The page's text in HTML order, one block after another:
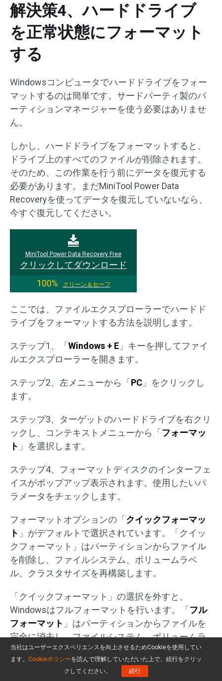
解決策4、ハードドライブ
を正常状態にフォーマット
する
Windowsコンピュータでハードドライブをフォー
マットするのは簡単です。サードパーティ製のパ
ーティションマネージャーを使う必要はありませ
ん。
しかし、ハードドライブをフォーマットすると、
ドライブ上のすべてのファイルが削除されます。
そのため、この作業を行う前にデータを復元する
必要があります。まだMiniTool Power Data
Recoveryを使ってデータを復元していないなら、
今すぐ復元してください。
MiniTool Power Data Recovery Free
クリックしてダウンロード
100%
クリーン＆セーフ
ここでは、ファイルエクスプローラーでハードド
ライブをフォーマットする方法を説明します。
ステップ1、「Windows + E 」キーを押してファイ
ルエクスプローラーを開きます。
ステップ2、左メニューから「PC 」をクリックし
ます。
ステップ3、ターゲットのハードドライブを右クリ
ックし、コンテキストメニューから「フォーマッ
ト 」を選択します。
ステップ4、フォーマットディスクのインターフェ
イスがポップアップ表示されます。使用したいパ
ラメータをチェックします。
フォーマットオプションの「クイックフォーマッ
ト 」がデフォルトで選択されています。「クイッ
クフォーマット」はパーティションからファイル
を削除し、ファイルシステム、ボリュームラベ
ル、クラスタサイズを再構築します。
「クイックフォーマット」の選択を外すと、
Windowsはフルフォーマットを行います。「フル
フォーマット 」はパーティションからファイルを
完全に消去し、ファイルシステム、ボリュームラ
ベル、クラスタサイズを再構築し、パーティショ
ンに論理不良セクタがないかスキャンします。こ
のため、フルフォーマットには時間がかかり、ド
当社はユーザーエクスペリエンスを向上させるためCookieを使用してい
ます。 Cookieポリシーを読んで理解していただいた上で、続行をクリッ
クしてください。
続行